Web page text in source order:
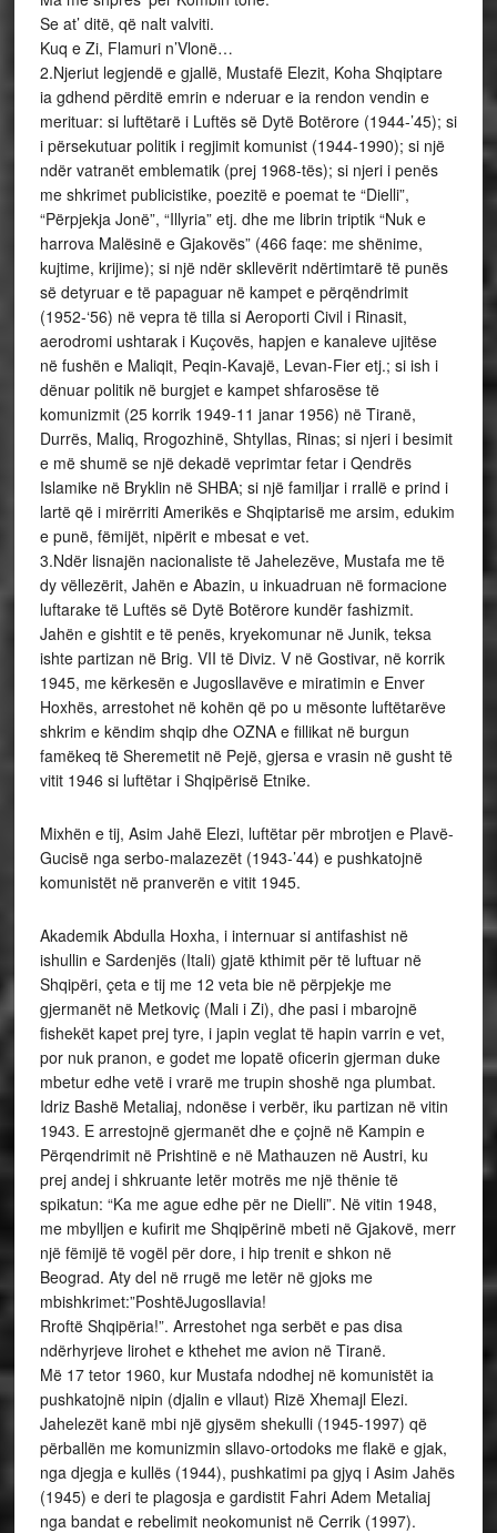
Se at’ ditë, që nalt valviti.
Kuq e Zi, Flamuri n’Vlonë…
2.Njeriut legjendë e gjallë, Mustafë Elezit, Koha Shqiptare
ia gdhend përditë emrin e nderuar e ia rendon vendin e
merituar: si luftëtarë i Luftës së Dytë Botërore (1944-’45); si
i përsekutuar politik i regjimit komunist (1944-1990); si një
ndër vatranët emblematik (prej 1968-tës); si njeri i penës
me shkrimet publicistike, poezitë e poemat te “Dielli”,
“Përpjekja Jonë”, “Illyria” etj. dhe me librin triptik “Nuk e
harrova Malësinë e Gjakovës” (466 faqe: me shënime,
kujtime, krijime); si një ndër skllevërit ndërtimtarë të punës
së detyruar e të papaguar në kampet e përqëndrimit
(1952-‘56) në vepra të tilla si Aeroporti Civil i Rinasit,
aerodromi ushtarak i Kuçovës, hapjen e kanaleve ujitëse
në fushën e Maliqit, Peqin-Kavajë, Levan-Fier etj.; si ish i
dënuar politik në burgjet e kampet shfarosëse të
komunizmit (25 korrik 1949-11 janar 1956) në Tiranë,
Durrës, Maliq, Rrogozhinë, Shtyllas, Rinas; si njeri i besimit
e më shumë se një dekadë veprimtar fetar i Qendrës
Islamike në Bryklin në SHBA; si një familjar i rrallë e prind i
lartë që i mirërriti Amerikës e Shqiptarisë me arsim, edukim
e punë, fëmijët, nipërit e mbesat e vet.
3.Ndër lisnajën nacionaliste të Jahelezëve, Mustafa me të
dy vëllezërit, Jahën e Abazin, u inkuadruan në formacione
luftarake të Luftës së Dytë Botërore kundër fashizmit.
Jahën e gishtit e të penës, kryekomunar në Junik, teksa
ishte partizan në Brig. VII të Diviz. V në Gostivar, në korrik
1945, me kërkesën e Jugosllavëve e miratimin e Enver
Hoxhës, arrestohet në kohën që po u mësonte luftëtarëve
shkrim e këndim shqip dhe OZNA e fillikat në burgun
famëkeq të Sheremetit në Pejë, gjersa e vrasin në gusht të
vitit 1946 si luftëtar i Shqipërisë Etnike.
Mixhën e tij, Asim Jahë Elezi, luftëtar për mbrotjen e Plavë-
Gucisë nga serbo-malazezët (1943-’44) e pushkatojnë
komunistët në pranverën e vitit 1945.
Akademik Abdulla Hoxha, i internuar si antifashist në
ishullin e Sardenjës (Itali) gjatë kthimit për të luftuar në
Shqipëri, çeta e tij me 12 veta bie në përpjekje me
gjermanët në Metkoviç (Mali i Zi), dhe pasi i mbarojnë
fishekët kapet prej tyre, i japin veglat të hapin varrin e vet,
por nuk pranon, e godet me lopatë oficerin gjerman duke
mbetur edhe vetë i vrarë me trupin shoshë nga plumbat.
Idriz Bashë Metaliaj, ndonëse i verbër, iku partizan në vitin
1943. E arrestojnë gjermanët dhe e çojnë në Kampin e
Përqendrimit në Prishtinë e në Mathauzen në Austri, ku
prej andej i shkruante letër motrës me një thënie të
spikatun: “Ka me ague edhe për ne Dielli”. Në vitin 1948,
me mbylljen e kufirit me Shqipërinë mbeti në Gjakovë, merr
një fëmijë të vogël për dore, i hip trenit e shkon në
Beograd. Aty del në rrugë me letër në gjoks me
mbishkrimet:”PoshtëJugosllavia!
Rroftë Shqipëria!”. Arrestohet nga serbët e pas disa
ndërhyrjeve lirohet e kthehet me avion në Tiranë.
Më 17 tetor 1960, kur Mustafa ndodhej në komunistët ia
pushkatojnë nipin (djalin e vllaut) Rizë Xhemajl Elezi.
Jahelezët kanë mbi një gjysëm shekulli (1945-1997) që
përballën me komunizmin sllavo-ortodoks me flakë e gjak,
nga djegja e kullës (1944), pushkatimi pa gjyq i Asim Jahës
(1945) e deri te plagosja e gardistit Fahri Adem Metaliaj
nga bandat e rebelimit neokomunist në Cerrik (1997).